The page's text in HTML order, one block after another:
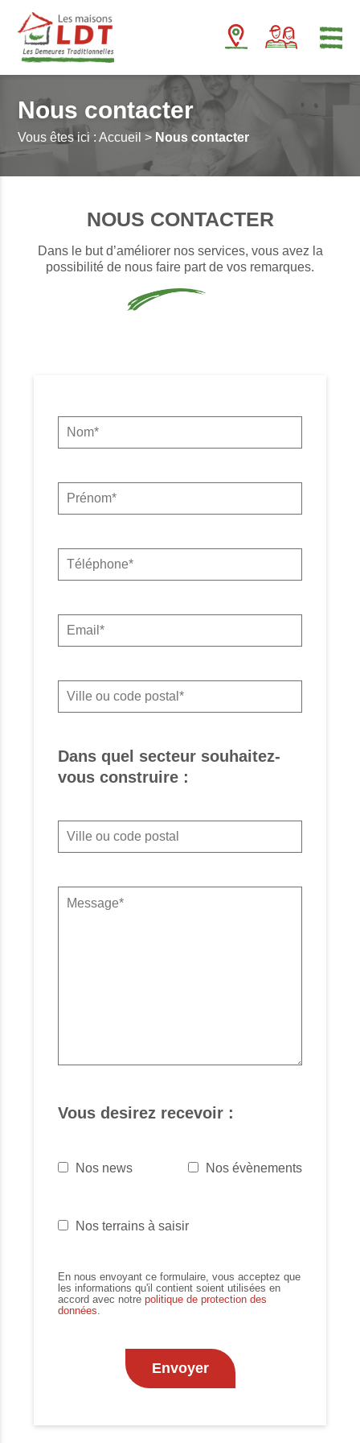
Nous contacter
Vous êtes ici :Accueil > Nous contacter
NOUS CONTACTER
Dans le but d’améliorer nos services, vous avez la
possibilité de nous faire part de vos remarques.
Dans quel secteur souhaitez-
vous construire :
Vous desirez recevoir :
Nos news Nos évènements
Nos terrains à saisir
En nous envoyant ce formulaire, vous acceptez que
les informations qu'il contient soient utilisées en
accord avec notrepolitique de protection des
données.